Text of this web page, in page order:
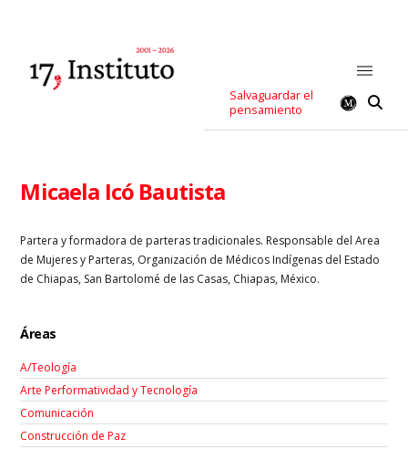
Salvaguardar el
pensamiento
Micaela Icó Bautista
Partera y formadora de parteras tradicionales. Responsable del Area
de Mujeres y Parteras, Organización de Médicos Indígenas del Estado
de Chiapas, San Bartolomé de las Casas, Chiapas, México.
Áreas
A/Teología
Arte Performatividad y Tecnología
Comunicación
Construcción de Paz